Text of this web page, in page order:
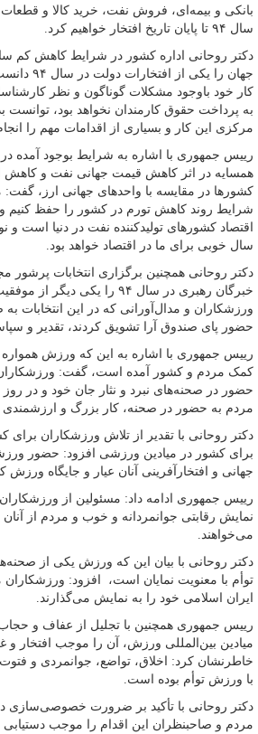
بانکی و بیمه‌ای، فروش نفت، خرید کالا و
سال ۹۴ تا پایان تاریخ افتخار خواهیم کرد.
دکتر روحانی اداره کشور در شرایط کاهش کم
جهان را
کار خود باوجود مشکلات گوناگون و نظر
به پرداخت حقوق کارمندان نخواهد بود، توانست
مرکزی این کار و بسیاری از اقدامات مهم را
رییس‌ جمهوری با اشاره به شرایط بوجود آمده
همسایه در اثر کاهش قیمت جهانی نفت و کاهش
کشورها در مقایسه با واحدهای جهانی ارز، گفت:
شرایط روند کاهش تورم در کشور را حفظ کنیم و
اقتصاد کشورهای تولیدکننده نفت در دنیا است و
سال خوبی برای ما در اقتصاد خواهد بود.
دکتر روحانی همچنین برگزاری انتخابات
خبرگان رهبری در سال ۹۴ را یکی
ورزشکاران و مدال‌آورانی که در این انتخابات
حضور پای صندوق آرا تشویق کردند، تقدیر و
رییس‌ جمهوری با اشاره به این که ورزش
کمک مردم و کشور آمده است، گفت: ورزشکاران
حضور در صحنه‌های نبرد و نثار جان خود و در روز
مردم به حضور در صحنه، کار بزرگ و ارزشمندی
دکتر روحانی با تقدیر از تلاش ورزشکاران برای
برای کشور در میادین ورزشی افزود: حضور
جهانی و افتخارآفرینی آنان عیار و جایگاه
رییس‌ جمهوری ادامه داد: مسئولین از
نمایش رقابتی جوانمردانه و خوب و مردم از آنان
می‌خواهند.
دکتر روحانی با بیان این که ورزش یکی از
توأم با معنویت نمایان است، افزود:
ایران اسلامی خود را به نمایش می‌گذارند.
رییس‌ جمهوری همچنین با تجلیل از عفاف و حجاب
میادین بین‌المللی ورزش، آن را موجب افتخار
خاطرنشان کرد: اخلاق، تواضع، جوانمردی و
با ورزش توأم بوده است.
دکتر روحانی با تأکید بر ضرورت خصوصی‌سازی
مردم و صاحبنظران این اقدام را موجب دستیابی